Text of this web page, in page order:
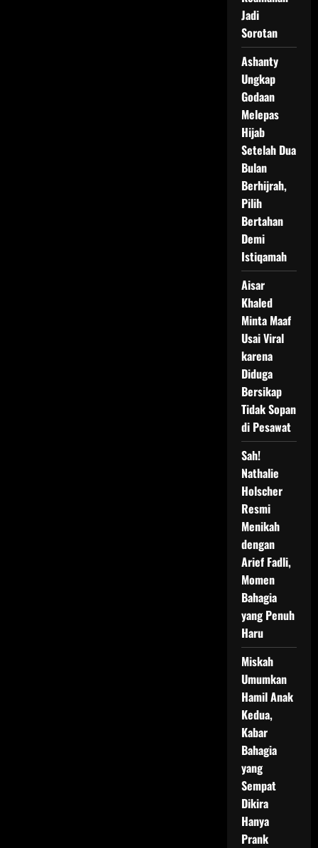
Jadi
Sorotan
Ashanty
Ungkap
Godaan
Melepas
Hijab
Setelah Dua
Bulan
Berhijrah,
Pilih
Bertahan
Demi
Istiqamah
Aisar
Khaled
Minta Maaf
Usai Viral
karena
Diduga
Bersikap
Tidak Sopan
di Pesawat
Sah!
Nathalie
Holscher
Resmi
Menikah
dengan
Arief Fadli,
Momen
Bahagia
yang Penuh
Haru
Miskah
Umumkan
Hamil Anak
Kedua,
Kabar
Bahagia
yang
Sempat
Dikira
Hanya
Prank